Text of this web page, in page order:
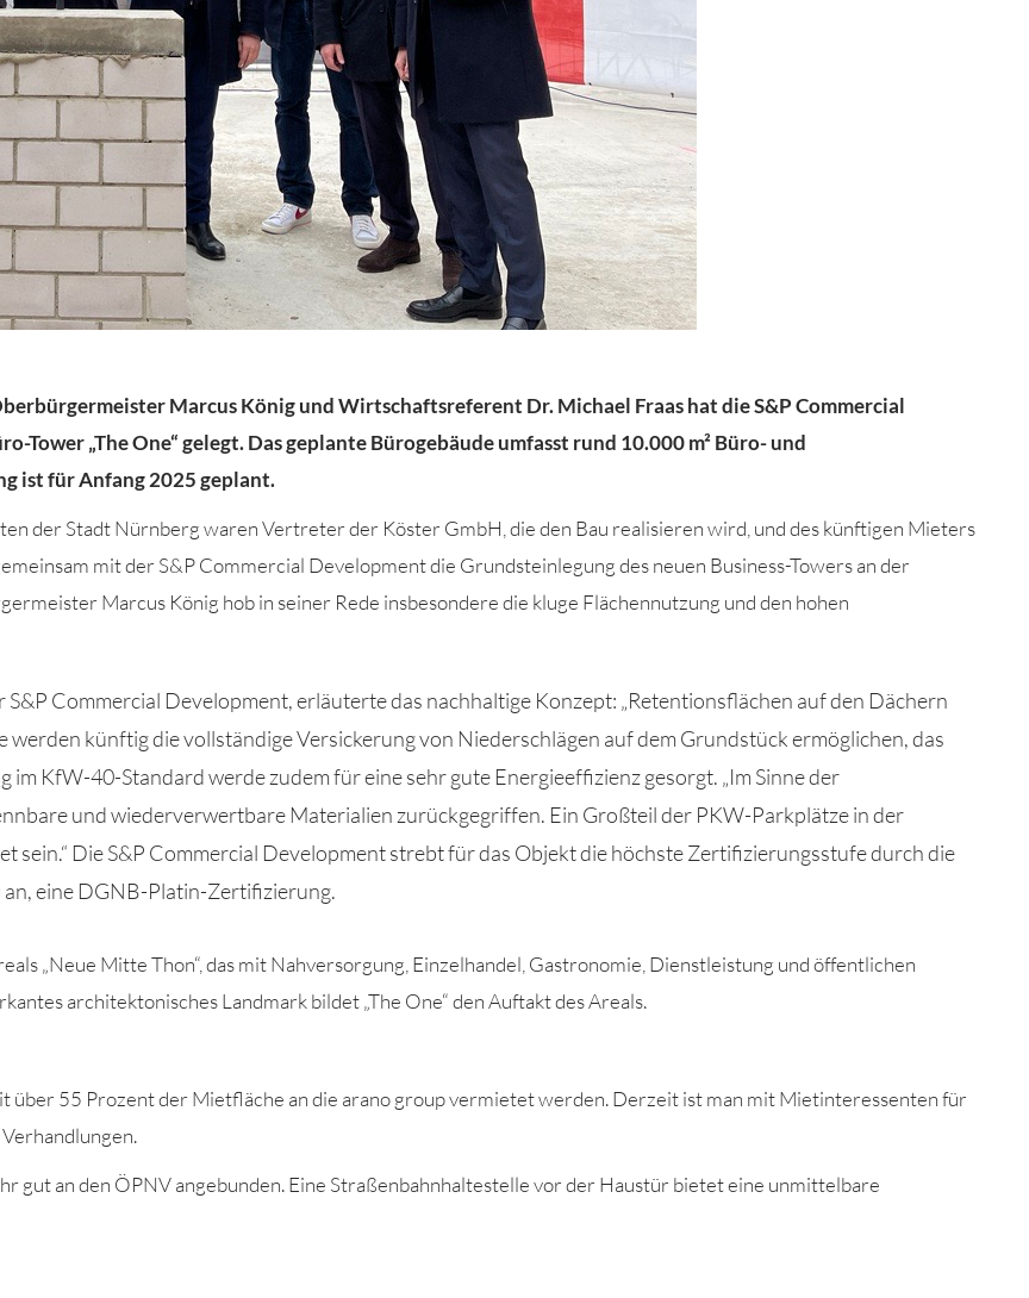
Marcus König und Wirtschaftsreferent Dr. Michael Fraas hat die S&P Commercial
Tower „TheOne“ gelegt.Das geplante Bürogebäude umfasst rund 10.000 m² Büro- und
ist fürAnfang 2025geplant.
der Stadt Nürnberg warenVertreter der Köster GmbH, die den Bau realisierenwird,und des künftigen Mieters
mit der S&P Commercial Development die Grundsteinlegung des neuen Business-Towers an der
Marcus König hob in seiner Rede insbesondere die kluge Flächennutzung und den hohen
S&P Commercial Development, erläutertedas nachhaltige Konzept: „Retentionsflächen auf den Dächern
werden künftigdievollständigeVersickerung von Niederschlägen auf dem Grundstück ermöglichen, das
im KfW-40-Standard werde zudemfür eine sehr gute Energieeffizienz gesorgt. „Im Sinne der
und wiederverwertbare Materialien zurückgegriffen. Ein Großteil der PKW-Parkplätze in der
sein.“ Die S&P Commercial Development strebt für das Objektdie höchste Zertifizierungsstufedurchdie
an, eine DGNB-Platin-Zertifizierung.
„Neue Mitte Thon“, das mit Nahversorgung, Einzelhandel, Gastronomie, Dienstleistung und öffentlichen
architektonisches Landmarkbildet„The One“ den Auftakt des Areals.
über 55 Prozent der Mietfläche an die arano group vermietet werden. Derzeit ist man mit Mietinteressenten für
gut an den ÖPNV angebunden. Eine Straßenbahnhaltestelle vor der Haustür bietet eine unmittelbare